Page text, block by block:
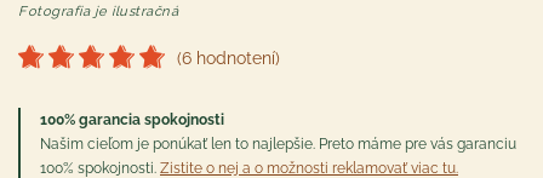
Fotografia je ilustračná
(6 hodnotení)
100% garancia spokojnosti
Našim cieľom je ponúkať len to najlepšie. Preto máme pre vás garanciu
100% spokojnosti. Zistite o nej a o možnosti reklamovať viac tu.